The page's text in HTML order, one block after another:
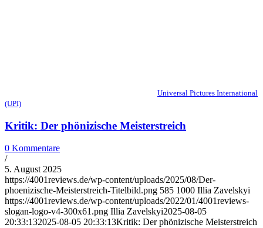
Universal Pictures International
(UPI)
Kritik: Der phönizische Meisterstreich
0 Kommentare
/
5. August 2025
https://4001reviews.de/wp-content/uploads/2025/08/Der-
phoenizische-Meisterstreich-Titelbild.png 585 1000 Illia Zavelskyi
https://4001reviews.de/wp-content/uploads/2022/01/4001reviews-
slogan-logo-v4-300x61.png Illia Zavelskyi2025-08-05
20:33:132025-08-05 20:33:13Kritik: Der phönizische Meisterstreich